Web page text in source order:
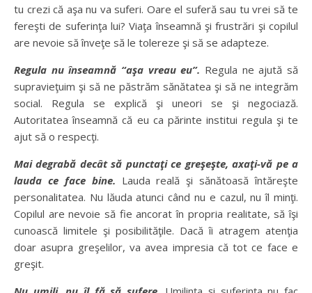
tu crezi că aşa nu va suferi. Oare el suferă sau tu vrei să te
fereşti de suferinţa lui? Viaţa înseamnă şi frustrări şi copilul
are nevoie să înveţe să le tolereze şi să se adapteze.
Regula nu înseamnă “aşa vreau eu”. Regula ne ajută să
supravieţuim şi să ne păstrăm sănătatea şi să ne integrăm
social. Regula se explică şi uneori se şi negociază.
Autoritatea înseamnă că eu ca părinte institui regula şi te
ajut să o respecţi.
Mai degrabă decât să punctaţi ce greşeşte, axaţi-vă pe a
lauda ce face bine. Lauda reală şi sănătoasă întăreşte
personalitatea. Nu lăuda atunci când nu e cazul, nu îl minţi.
Copilul are nevoie să fie ancorat în propria realitate, să îşi
cunoască limitele şi posibilităţile. Dacă îi atragem atenţia
doar asupra greşelilor, va avea impresia că tot ce face e
greşit.